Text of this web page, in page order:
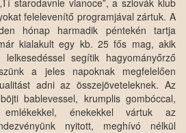
felelevenítő programjával zártuk. A
hónap harmadik péntekén tartja
kialakult egy kb. 25 fős mag, akik
segítik hagyományőrző
a jeles napoknak megfelelően
adni az összejöveteleknek. Az
bablevessel, krumplis gombóccal,
énekekkel vártuk az
nyitott, meghívó nélkül